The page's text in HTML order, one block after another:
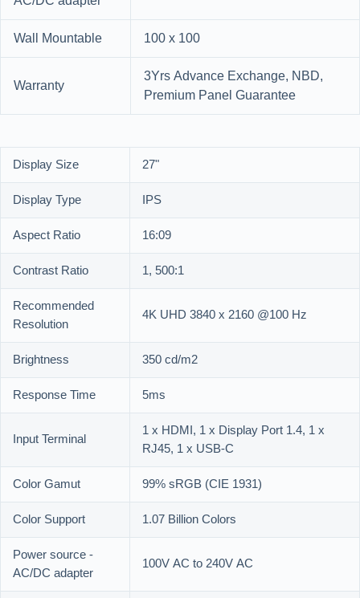
Wall Mountable 100 x 100
Warranty
3Yrs Advance Exchange, NBD,
Premium Panel Guarantee
Display Size
27"
Display Type
IPS
Aspect Ratio
16:09
Contrast Ratio
1, 500:1
Recommended
Resolution
4K UHD 3840 x 2160 @100 Hz
Brightness
350 cd/m2
Response Time
5ms
Input Terminal
1 x HDMI, 1 x Display Port 1.4, 1 x
RJ45, 1 x USB-C
Color Gamut
99% sRGB (CIE 1931)
Color Support
1.07 Billion Colors
Power source -
AC/DC adapter
100V AC to 240V AC